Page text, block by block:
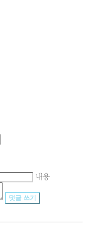
내용
댓글 쓰기